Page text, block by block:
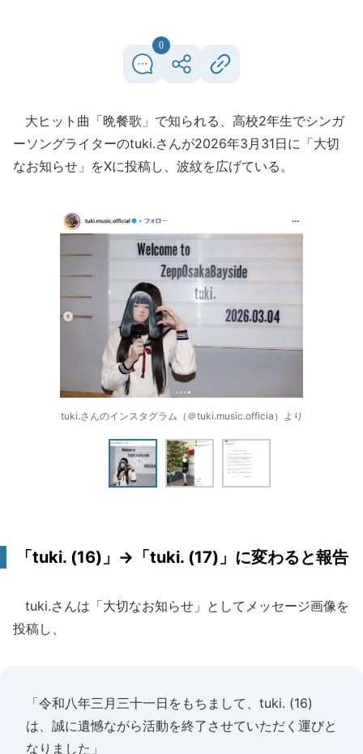
0
大ヒット曲「晩餐歌」で知られる、高校2年生でシンガ
ーソングライターのtuki.さんが2026年3月31日に「大切
なお知らせ」をXに投稿し、波紋を広げている。
tuki.さんのインスタグラム（＠tuki.music.officia）より
「tuki. (16)」→「tuki. (17)」に変わると報告
tuki.さんは「大切なお知らせ」としてメッセージ画像を
投稿し、
「令和八年三月三十一日をもちまして、tuki. (16)
は、誠に遺憾ながら活動を終了させていただく運びと
なりました」